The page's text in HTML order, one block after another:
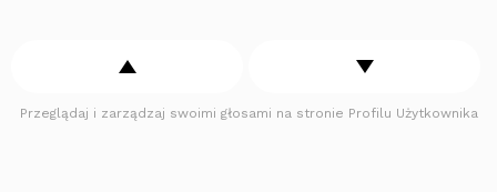
Przeglądaj i zarządzaj swoimi głosami na stronie Profilu Użytkownika